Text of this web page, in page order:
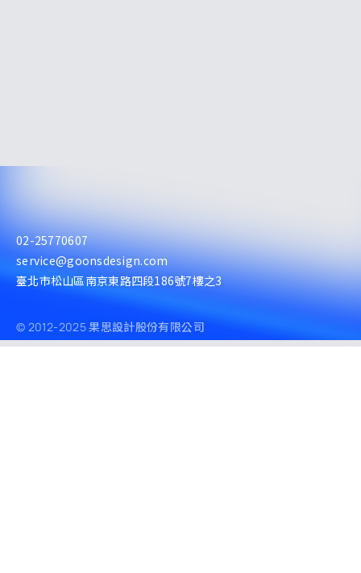
02-25770607
service@goonsdesign.com
臺北市松山區南京東路四段186號7樓之3
© 2012-2025 果思設計股份有限公司